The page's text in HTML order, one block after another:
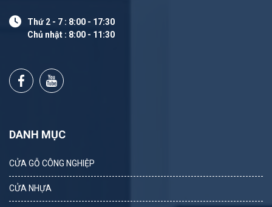
Thứ 2 - 7 : 8:00 - 17:30
Chủ nhật : 8:00 - 11:30
DANH MỤC
CỬA GỖ CÔNG NGHIỆP
CỬA NHỰA